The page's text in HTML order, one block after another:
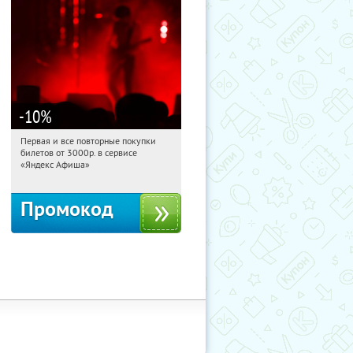
-10%
14:38:15 Получили:
Россия
Первая и все повторные покупки
билетов от 3000р. в сервисе
«Яндекс Афиша»
Промокод